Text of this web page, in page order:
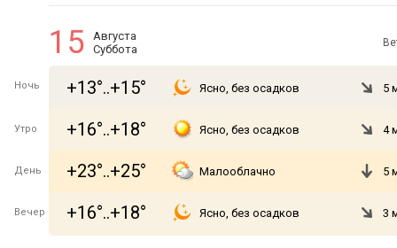
15
Августа
Суббота
Ночь +13°..+15° Ясно, без осадков 5
Утро +16°..+18° Ясно, без осадков 4
День +23°..+25° Малооблачно 5
Вечер +16°..+18° Ясно, без осадков 3